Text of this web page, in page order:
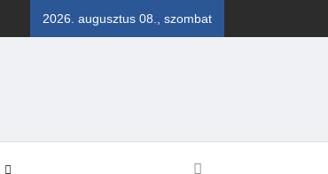
Orfű 30 • 9kn
2026. augusztus 08., szombat